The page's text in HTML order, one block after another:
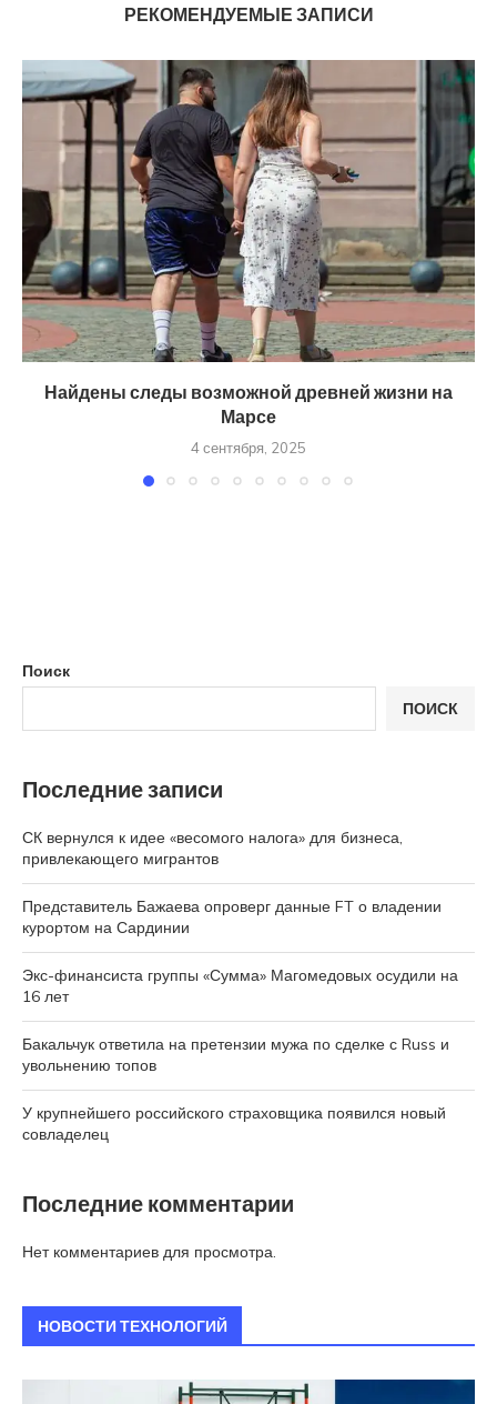
РЕКОМЕНДУЕМЫЕ ЗАПИСИ
Найдены следы возможной древней жизни на
Марсе
4 сентября, 2025
Поиск
ПОИСК
Последние записи
СК вернулся к идее «весомого налога» для бизнеса,
привлекающего мигрантов
Представитель Бажаева опроверг данные FT о владении
курортом на Сардинии
Экс-финансиста группы «Сумма» Магомедовых осудили на
16 лет
Бакальчук ответила на претензии мужа по сделке с Russ и
увольнению топов
У крупнейшего российского страховщика появился новый
совладелец
Последние комментарии
Нет комментариев для просмотра.
НОВОСТИ ТЕХНОЛОГИЙ